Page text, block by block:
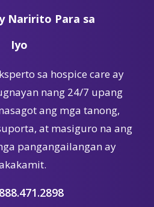
Naririto Para sa
Iyo
sa hospice care ay
nang 24/7 upang
ang mga tanong,
at masiguro na ang
pangangailangan ay
888.471.2898